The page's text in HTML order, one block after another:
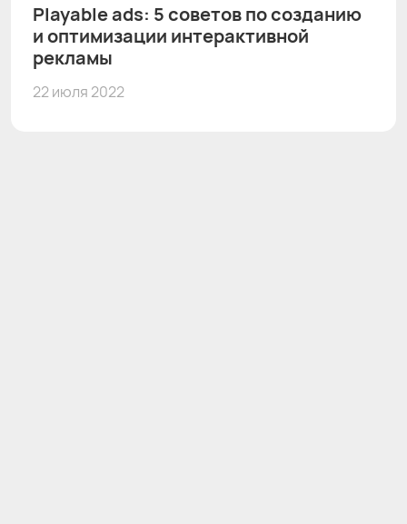
Playable ads: 5 советов по созданию
и оптимизации интерактивной
рекламы
22 июля 2022